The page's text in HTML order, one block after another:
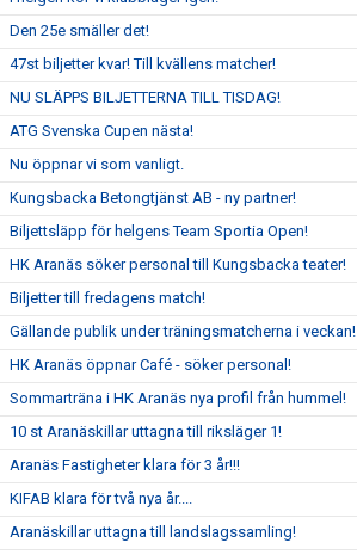
Den 25e smäller det!
47st biljetter kvar! Till kvällens matcher!
NU SLÄPPS BILJETTERNA TILL TISDAG!
ATG Svenska Cupen nästa!
Nu öppnar vi som vanligt.
Kungsbacka Betongtjänst AB - ny partner!
Biljettsläpp för helgens Team Sportia Open!
HK Aranäs söker personal till Kungsbacka teater!
Biljetter till fredagens match!
Gällande publik under träningsmatcherna i veckan!
HK Aranäs öppnar Café - söker personal!
Sommarträna i HK Aranäs nya profil från hummel!
10 st Aranäskillar uttagna till riksläger 1!
Aranäs Fastigheter klara för 3 år!!!
KIFAB klara för två nya år....
Aranäskillar uttagna till landslagssamling!